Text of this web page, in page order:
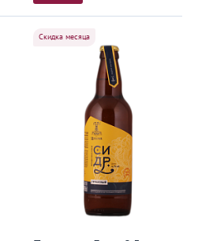
Скидка месяца